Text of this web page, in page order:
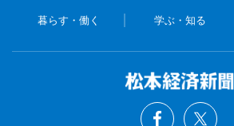
暮らす・働く 学ぶ・知る